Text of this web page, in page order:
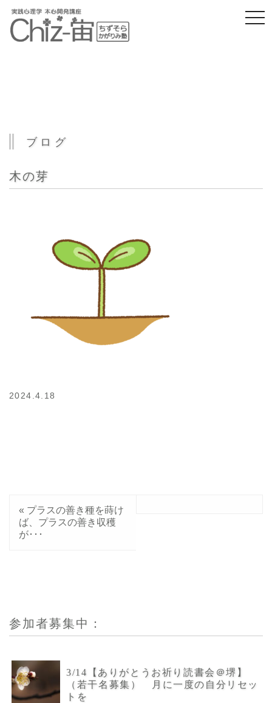
ブログ
木の芽
2024.4.18
« プラスの善き種を蒔け
ば、プラスの善き収穫
が･･･
参加者募集中：
3/14【ありがとうお祈り読書会＠堺】
（若干名募集） 月に一度の自分リセッ
トを